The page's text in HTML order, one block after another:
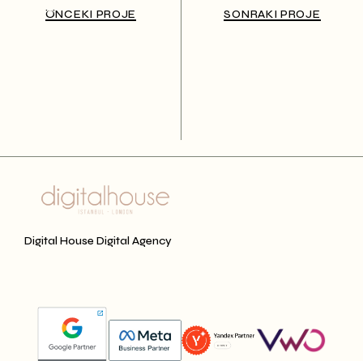
ÖNCEKI PROJE SONRAKI PROJE
Digital House Digital Agency